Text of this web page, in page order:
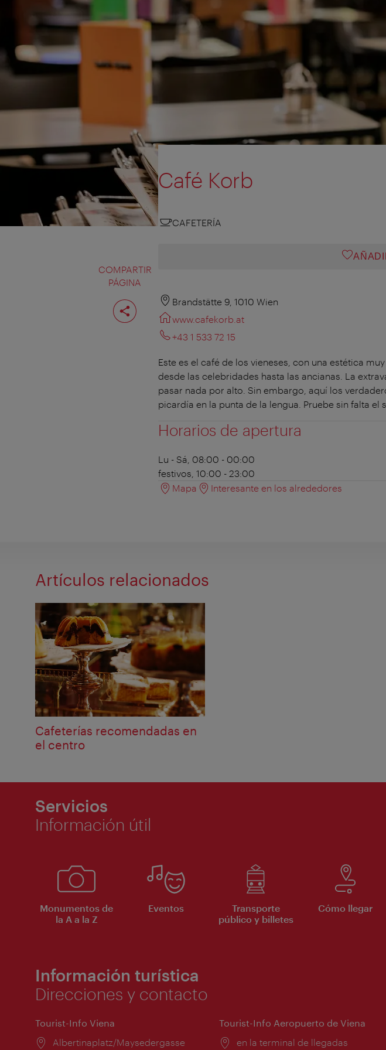
COMPARTIR
PÁGINA
Compartir
página
Café Korb
CAFETERÍA
Brandstätte 9, 1010 Wien
www.cafekorb.at
+43 1 533 72 15
Este es el café de los vieneses, con una estética
desde las celebridades hasta las ancianas. La
pasar nada por alto. Sin embargo, aquí los
picardía en la punta de la lengua. Pruebe sin falta el
Horarios de apertura
Lu - Sá, 08:00 - 00:00
festivos, 10:00 - 23:00
Mapa
Interesante en los alrededores
Artículos relacionados
Cafeterías recomendadas en
el centro
Servicios
Información útil
Monumentos de
la A a la Z
Eventos
Transporte
público y billetes
Cómo llegar
Información turística
Direcciones y contacto
Tourist-Info Viena
Lugar:
Albertinaplatz/Maysedergasse
Tourist-Info Aeropuerto de Viena
Lugar:
en la terminal de llegadas